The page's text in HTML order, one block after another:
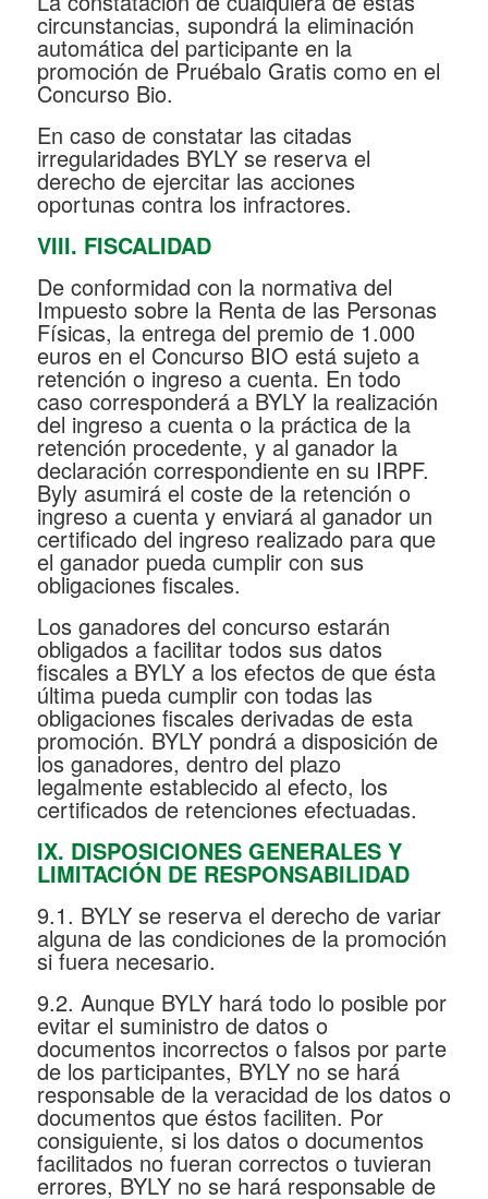
circunstancias, supondrá la eliminación
automática del participante en la
promoción de Pruébalo Gratis como en el
Concurso Bio.
En caso de constatar las citadas
irregularidades BYLY se reserva el
derecho de ejercitar las acciones
oportunas contra los infractores.
VIII. FISCALIDAD
De conformidad con la normativa del
Impuesto sobre la Renta de las Personas
Físicas, la entrega del premio de 1.000
euros en el Concurso BIO está sujeto a
retención o ingreso a cuenta. En todo
caso corresponderá a BYLY la realización
del ingreso a cuenta o la práctica de la
retención procedente, y al ganador la
declaración correspondiente en su IRPF.
Byly asumirá el coste de la retención o
ingreso a cuenta y enviará al ganador un
certificado del ingreso realizado para que
el ganador pueda cumplir con sus
obligaciones fiscales.
Los ganadores del concurso estarán
obligados a facilitar todos sus datos
fiscales a BYLY a los efectos de que ésta
última pueda cumplir con todas las
obligaciones fiscales derivadas de esta
promoción. BYLY pondrá a disposición de
los ganadores, dentro del plazo
legalmente establecido al efecto, los
certificados de retenciones efectuadas.
IX. DISPOSICIONES GENERALES Y
LIMITACIÓN DE RESPONSABILIDAD
9.1. BYLY se reserva el derecho de variar
alguna de las condiciones de la promoción
si fuera necesario.
9.2. Aunque BYLY hará todo lo posible por
evitar el suministro de datos o
documentos incorrectos o falsos por parte
de los participantes, BYLY no se hará
responsable de la veracidad de los datos o
documentos que éstos faciliten. Por
consiguiente, si los datos o documentos
facilitados no fueran correctos o tuvieran
errores, BYLY no se hará responsable de